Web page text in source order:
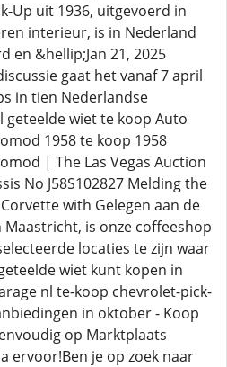
Up uit 1936, uitgevoerd in
interieur, is in Nederland
en &hellip;Jan 21, 2025
gaat het vanaf 7 april
in tien Nederlandse
geteelde wiet te koop Auto
1958 te koop 1958
| The Las Vegas Auction
No J58S102827 Melding the
with Gelegen aan de
Maastricht, is onze coffeeshop
locaties te zijn waar
wiet kunt kopen in
nl te-koop chevrolet-pick-
in oktober - Koop
op Marktplaats
ervoor!Ben je op zoek naar